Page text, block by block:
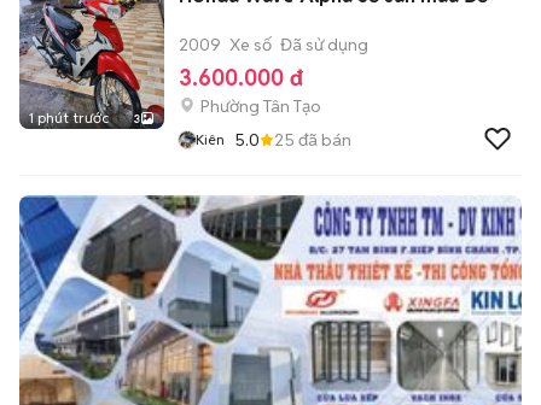
1 phút trước 3
2009 Xe số Đã sử dụng
3.600.000 đ
Phường Tân Tạo
Kiên 5.0 25 đã bán